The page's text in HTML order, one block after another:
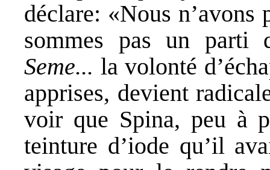
déclare: «Nous
sommes pas un
Seme... la volonté
apprises, devient
voir que Spina, peu à
teinture d’iode qu’il